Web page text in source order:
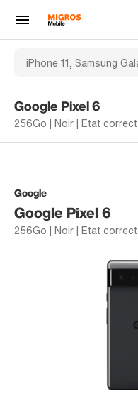
Google Pixel 6
256Go | Noir | Etat correct
Google
Google Pixel 6
256Go | Noir | Etat correct